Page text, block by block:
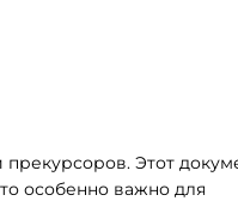
Этот
особенно важно для